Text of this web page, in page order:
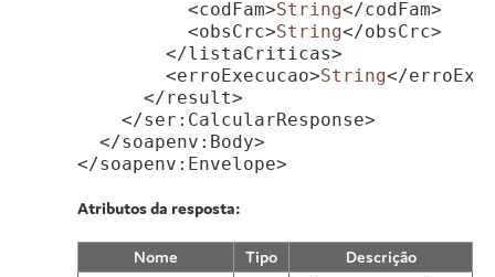
          <codFam>
String</codFam>
          <obsCrc>
String</obsCrc>
        </listaCriticas>
        <erroExecucao>
String</
      </result>
    </ser:CalcularResponse>
  </soapenv:Body>
Atributos da resposta:
Nome Tipo Descrição